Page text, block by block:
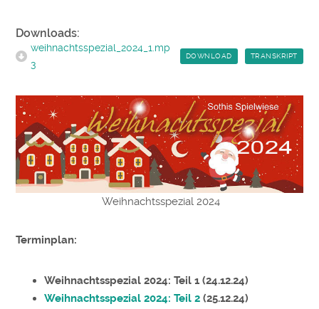
Downloads:
weihnachtsspezial_2024_1.mp
3
DOWNLOAD TRANSKRIPT
Weihnachtsspezial 2024
Terminplan:
Weihnachtsspezial 2024: Teil 1 (24.12.24)
Weihnachtsspezial 2024: Teil 2 (25.12.24)